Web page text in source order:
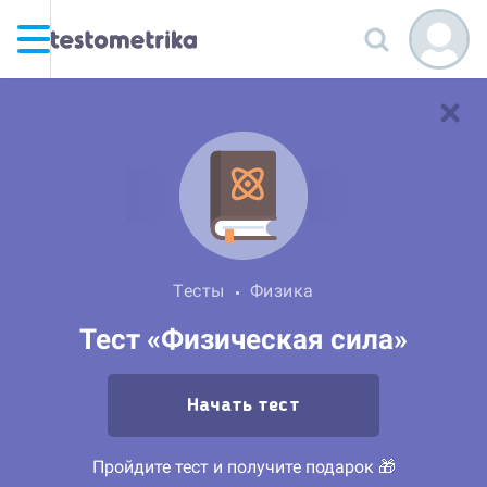
Тесты Физика
Тест «Физическая сила»
Начать тест
Пройдите тест и получите подарок 🎁